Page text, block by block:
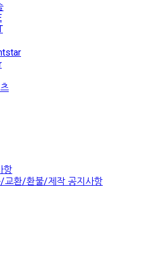
항
교환/환불/제작 공지사항